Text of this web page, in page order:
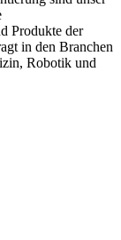
Produkte der
in den Branchen
Robotik und